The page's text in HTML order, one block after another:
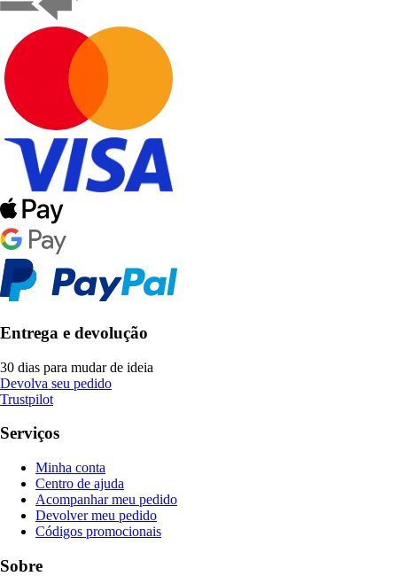
Entrega e devolução
30 dias para mudar de ideia
Devolva seu pedido
Trustpilot
Serviços
Minha conta
Centro de ajuda
Acompanhar meu pedido
Devolver meu pedido
Códigos promocionais
Sobre